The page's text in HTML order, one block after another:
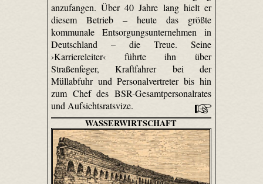
anzufangen. Über 40 Jahre lang hielt er
diesem Betrieb – heute das größte
kommunale Entsorgungsunternehmen in
Deutschland – die Treue. Seine
›Karriereleiter‹ führte ihn über
Straßenfeger, Kraftfahrer bei der
Müllabfuhr und Personalvertreter bis hin
zum Chef des BSR-Gesamtpersonalrates
und Aufsichtsratsvize.
WASSERWIRTSCHAFT